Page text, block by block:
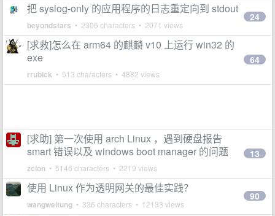
把 syslog-only 的应用程序的日志重定向到 stdout
beyondstars • 2306 characters • 2071 views
24
[求救]怎么在 arm64 的麒麟 v10 上运行 win32 的
exe
rrubick • 513 characters • 4882 views
64
[求助] 第一次使用 arch Linux ，遇到硬盘报告
smart 错误以及 windows boot manager 的问题
zcion • 5146 characters • 2219 views
13
使用 Linux 作为透明网关的最佳实践？
wangweitung • 336 characters • 12133 views
90